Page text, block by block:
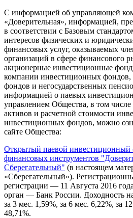
С информацией об управляющей
«Доверительная», информацией,
в соответствии с Базовым
интересов физических и
финансовых услуг, оказываемых
организаций в сфере финансового
акционерные инвестиционные
компании инвестиционных
фондов и негосударственных
информацией о паевых
управлением Общества, в том
активов и расчетной стоимости
инвестиционных фондов, можно
сайте Общества:
Открытый паевой
финансовых инструментов
Сберегательный" (в настоящем
«Сберегательный»).
регистрации — 11 Августа 2016
орган — Банк России. Доходность
за 3 мес. 1,59%, за 6 мес. 6,22%, за
48,71%.